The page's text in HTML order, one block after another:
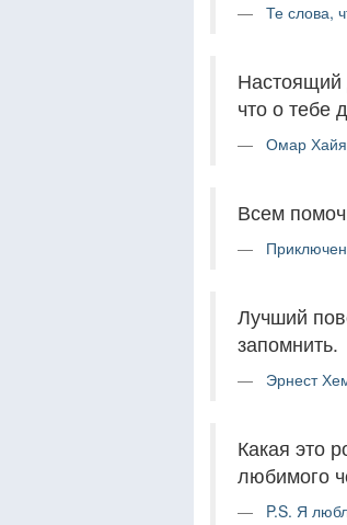
Те слова,
Настоящий
что о тебе
Омар
Всем
Лучший
запомнить.
Эрнест
Какая это
любимого
P.S. Я